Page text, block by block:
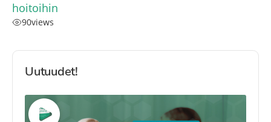
hoitoihin
90views
Uutuudet!